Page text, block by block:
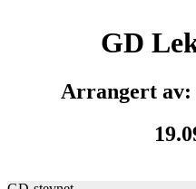
GD
Arrangert